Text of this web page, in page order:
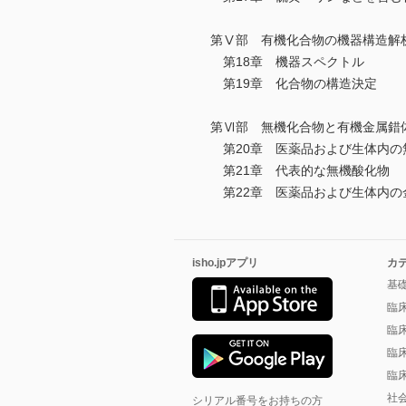
第Ⅴ部 有機化合物の機器構造解
第18章 機器スペクトル
第19章 化合物の構造決定
第Ⅵ部 無機化合物と有機金属錯
第20章 医薬品および生体内の
第21章 代表的な無機酸化物
第22章 医薬品および生体内の
isho.jpアプリ
シリアル番号をお持ちの方
カ
基
臨
臨
臨
臨
社